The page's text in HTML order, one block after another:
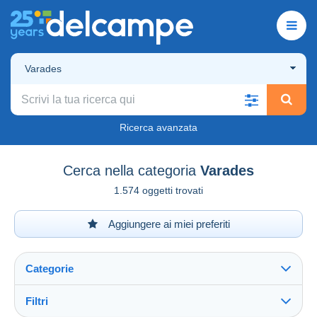
Varades
Ricerca avanzata
Cerca nella categoria Varades
1.574 oggetti trovati
Aggiungere ai miei preferiti
Categorie
Filtri